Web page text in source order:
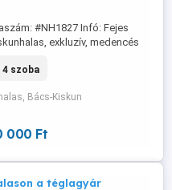
#NH1827 Infó: Fejes
exkluzív, medencés
a városközponttól
épült, 150 m2-es, exkluzív
teljes bútorzattal eladó. Az
falazatú, betoncserép
szoba
Bács-Kiskun
000 Ft
a téglagyár